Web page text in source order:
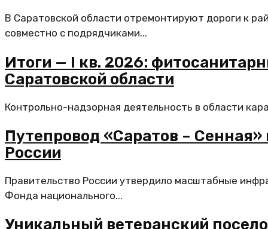
В Саратовской области отремонтируют дороги к
совместно с подрядчиками...
Итоги — I кв. 2026:
Саратовской области
Контрольно-надзорная деятельность в области
Путепровод «Саратов –
России
Правительство России утвердило масштабные
Фонда национального...
Уникальный ветеранский